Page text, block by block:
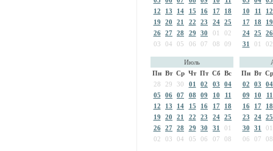
12
13 14 15 16 17
18
19
20 21 22 23 24 25
26
27 28 29 30 01
02
03
04 05 06 07 08 09
10
11
12
17
18
19
24
25
26
31
01 02
Июль
Пн Вт Ср Чт Пт Сб Вс
28
29 30 01 02 03
04
05
06 07 08 09 10
11
12
13 14 15 16 17
18
19
20 21 22 23 24 25
26
27 28 29 30 31
01
02
03 04 05 06 07 08
Пн Вт Ср
02
03
04
09
10
11
16
17
18
23
24 25
30
31
01
06
07 08